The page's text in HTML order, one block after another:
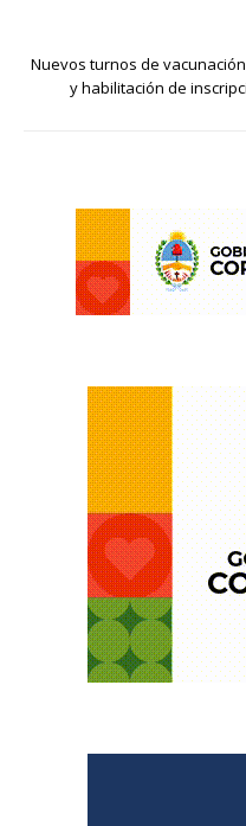
Nuevos turnos de
y habilitación de